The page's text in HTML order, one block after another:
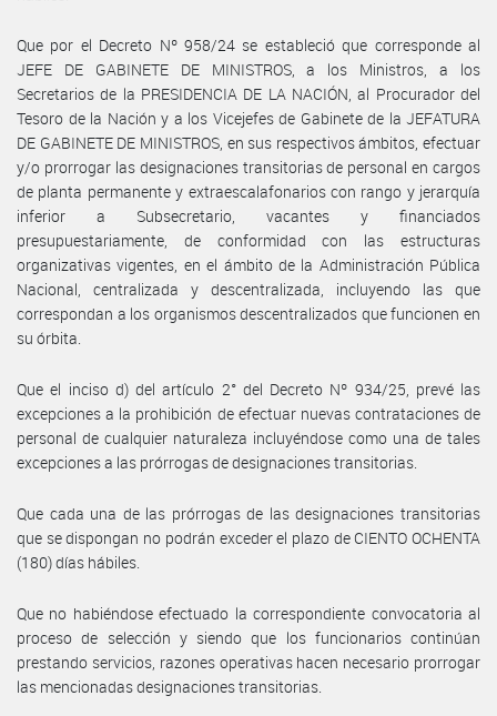
Que por el Decreto Nº 958/24 se estableció que corresponde al
JEFE DE GABINETE DE MINISTROS, a los Ministros, a los
Secretarios de la PRESIDENCIA DE LA NACIÓN, al Procurador del
Tesoro de la Nación y a los Vicejefes de Gabinete de la JEFATURA
DE GABINETE DE MINISTROS, en sus respectivos ámbitos, efectuar
y/o prorrogar las designaciones transitorias de personal en cargos
de planta permanente y extraescalafonarios con rango y jerarquía
inferior a Subsecretario, vacantes y financiados
presupuestariamente, de conformidad con las estructuras
organizativas vigentes, en el ámbito de la Administración Pública
Nacional, centralizada y descentralizada, incluyendo las que
correspondan a los organismos descentralizados que funcionen en
su órbita.
Que el inciso d) del artículo 2° del Decreto Nº 934/25, prevé las
excepciones a la prohibición de efectuar nuevas contrataciones de
personal de cualquier naturaleza incluyéndose como una de tales
excepciones a las prórrogas de designaciones transitorias.
Que cada una de las prórrogas de las designaciones transitorias
que se dispongan no podrán exceder el plazo de CIENTO OCHENTA
(180) días hábiles.
Que no habiéndose efectuado la correspondiente convocatoria al
proceso de selección y siendo que los funcionarios continúan
prestando servicios, razones operativas hacen necesario prorrogar
las mencionadas designaciones transitorias.